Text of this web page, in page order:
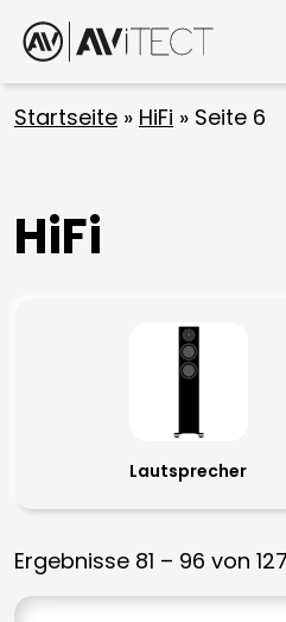
Startseite » HiFi » Seite 6
HiFi
Lautsprecher
Ergebnisse 81 – 96 von